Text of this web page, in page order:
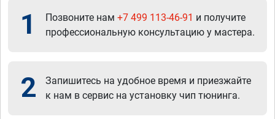
1 Позвоните нам +7 499 113-46-91 и получите
профессиональную консультацию у мастера.
2
Запишитесь на удобное время и приезжайте
к нам в сервис на установку чип тюнинга.